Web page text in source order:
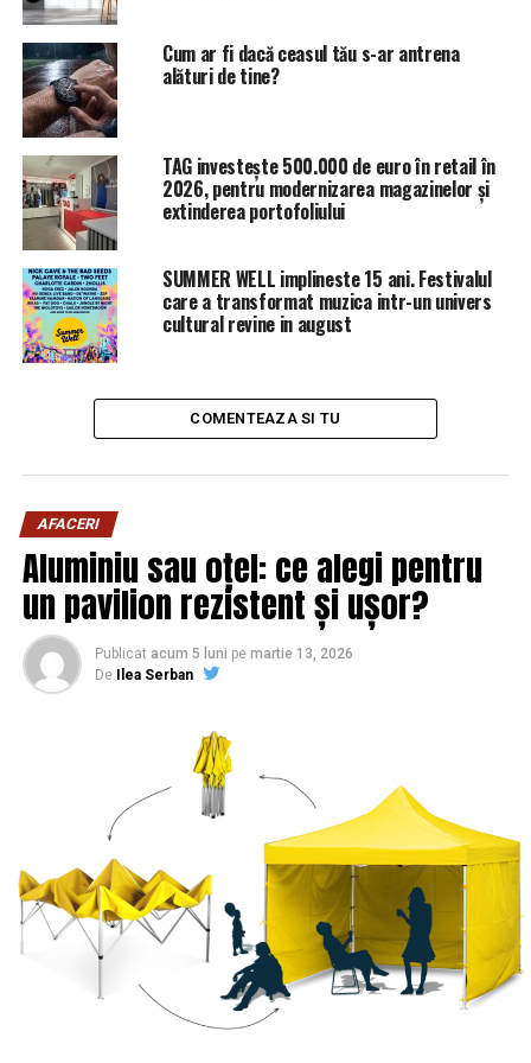
avionului de vânătoare F-15I, sistemul de apărare laser
THEL şi sistemul de apărare antirachetă Arrow.
ARTICOLE PE ACEIASI TEMA:
URMATORUL
Compania Tarom introduce o destinație nouă. Unde va fi
și cât va costa biletul | Sibiul de AZI
NU RATATI
Noi drepturi pentru cei care fac cumpărături online |
Sibiul de AZI
Cum ar fi dacă ceasul tău s-ar antrena
alături de tine?
TAG investește 500.000 de euro în retail în
2026, pentru modernizarea magazinelor și
extinderea portofoliului
SUMMER WELL implineste 15 ani. Festivalul
care a transformat muzica intr-un univers
cultural revine in august
COMENTEAZA SI TU
AFACERI
Aluminiu sau oțel: ce alegi pentru
un pavilion rezistent și ușor?
Publicat acum 5 luni pe martie 13, 2026
De
Ilea Serban